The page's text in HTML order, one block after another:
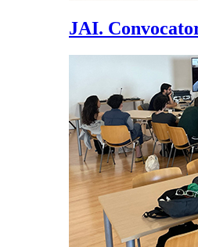
JAI.